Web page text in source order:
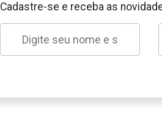
Cadastre-se e receba as